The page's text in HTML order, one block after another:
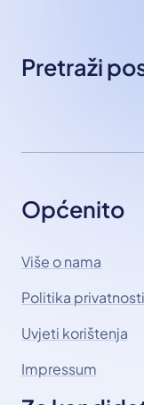
Pretraži
Općenito
Više o nama
Politika privatnosti
Uvjeti korištenja
Impressum